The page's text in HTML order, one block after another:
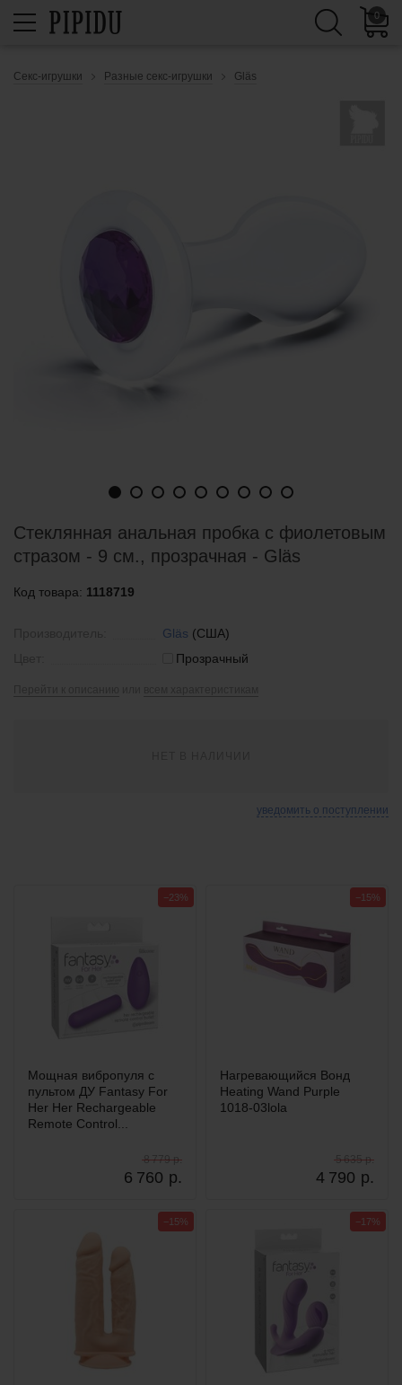
0
Секс-игрушки Разные секс-игрушки Gläs
Стеклянная анальная пробка с фиолетовым
стразом - 9 см., прозрачная - Gläs
Код товара: 1118719
Gläs (США)
Прозрачный
уведомить о поступлении
Мощная вибропуля с
пультом ДУ Fantasy For
Her Her Rechargeable
Remote Control...
6 760 р.
8 779 р.
−23%
Нагревающийся Вонд
Heating Wand Purple
1018-03lola
4 790 р.
5 635 р.
−15%
−15% −17%